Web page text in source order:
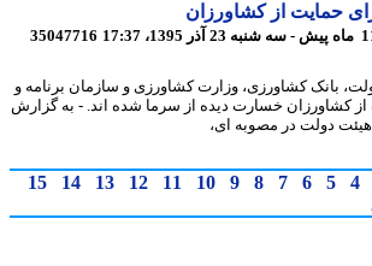
از کشاورزان
35047716
کشاورزی، وزارت کشاورزی و سازمان برنامه و
خسارت دیده از سرما شده اند. - به گزارش
دولت در مصوبه ای،
5
6
7
8
9
10
11
12
13
14
15